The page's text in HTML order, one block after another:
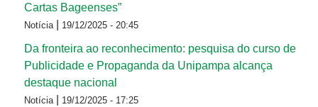
Cartas Bageenses”
Notícia 19/12/2025 - 20:45
Da fronteira ao reconhecimento: pesquisa do curso de
Publicidade e Propaganda da Unipampa alcança
destaque nacional
Notícia 19/12/2025 - 17:25